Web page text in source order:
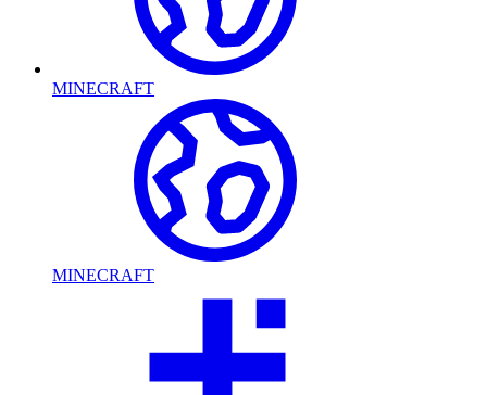
MINECRAFT
MINECRAFT